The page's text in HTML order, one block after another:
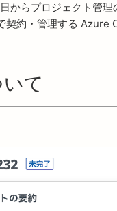
からプロジェクト管
約・管理する Azure
て